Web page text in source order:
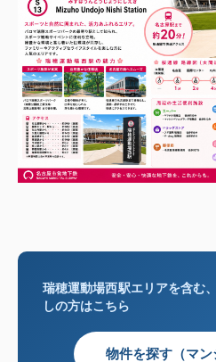
瑞穂運動場西駅エリアを含む
しの方はこちら
物件を探す（マン